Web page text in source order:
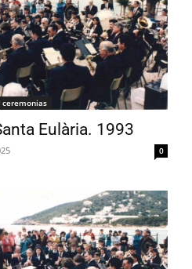
ceremonias
Eulària. 1993
0